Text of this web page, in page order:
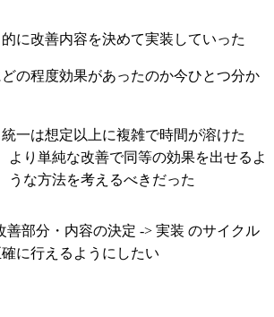
に改善内容を決めて実装していった
の程度効果があったのか今ひとつ分か
一は想定以上に複雑で時間が溶けた
より単純な改善で同等の効果を出せるよ
うな方法を考えるべきだった
善部分・内容の決定 -> 実装 のサイクル
に行えるようにしたい